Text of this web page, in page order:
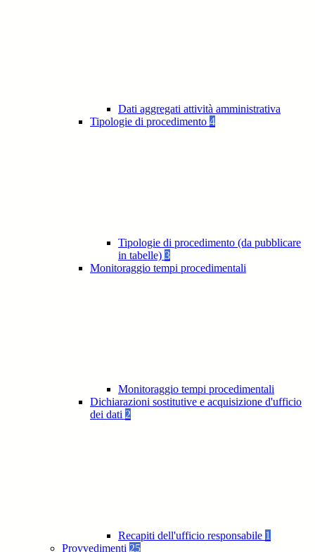
Dati aggregati attività amministrativa
Tipologie di procedimento 4
Tipologie di procedimento (da pubblicare
in tabelle) 3
Monitoraggio tempi procedimentali
Monitoraggio tempi procedimentali
Dichiarazioni sostitutive e acquisizione d'ufficio
dei dati 2
Recapiti dell'ufficio responsabile 1
Provvedimenti 25